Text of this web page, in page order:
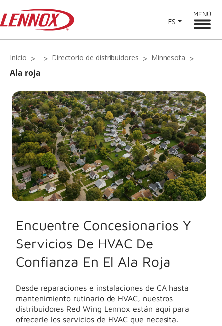
ES
MENÚ
Inicio Directorio de distribuidores Minnesota
Ala roja
Encuentre Concesionarios Y
Servicios De HVAC De
Confianza En El Ala Roja
Desde reparaciones e instalaciones de CA hasta
mantenimiento rutinario de HVAC, nuestros
distribuidores Red Wing Lennox están aquí para
ofrecerle los servicios de HVAC que necesita.